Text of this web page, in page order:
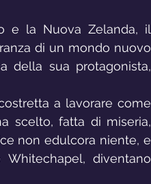
e la Nuova Zelanda, il
di un mondo nuovo
della sua protagonista,
a lavorare come
scelto, fatta di miseria,
non edulcora niente, e
diventano